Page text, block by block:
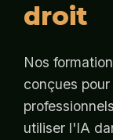
droit
Nos
conçues
utiliser l'IA